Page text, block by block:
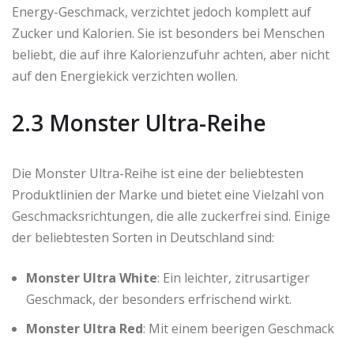
Energy-Geschmack, verzichtet jedoch komplett auf
Zucker und Kalorien. Sie ist besonders bei Menschen
beliebt, die auf ihre Kalorienzufuhr achten, aber nicht
auf den Energiekick verzichten wollen.
2.3 Monster Ultra-Reihe
Die Monster Ultra-Reihe ist eine der beliebtesten
Produktlinien der Marke und bietet eine Vielzahl von
Geschmacksrichtungen, die alle zuckerfrei sind. Einige
der beliebtesten Sorten in Deutschland sind:
Monster Ultra White: Ein leichter, zitrusartiger
Geschmack, der besonders erfrischend wirkt.
Monster Ultra Red: Mit einem beerigen Geschmack